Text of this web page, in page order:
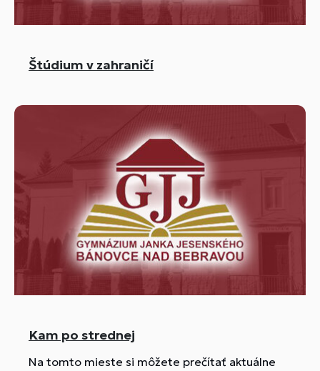
Štúdium v zahraničí
Kam po strednej
Na tomto mieste si môžete prečítať aktuálne